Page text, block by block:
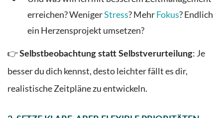
erreichen? WenigerStress? MehrFokus? Endlich
ein Herzensprojekt umsetzen?
👉Selbstbeobachtung statt Selbstverurteilung: Je
besser du dich kennst, desto leichter fällt es dir,
realistische Zeitpläne zu entwickeln.